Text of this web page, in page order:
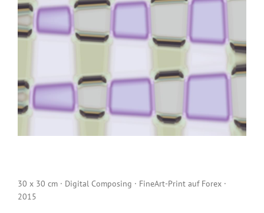
30 x 30 cm · Digital Composing · FineArt-Print auf Forex ·
2015